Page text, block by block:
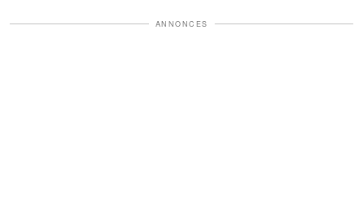
ANNONCES